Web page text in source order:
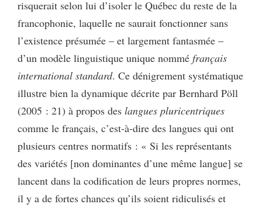
risquerait selon lui d’isoler le Québec du reste de la
francophonie, laquelle ne saurait fonctionner sans
l’existence présumée – et largement fantasmée –
d’un modèle linguistique unique nommé français
international standard. Ce dénigrement systématique
illustre bien la dynamique décrite par Bernhard Pöll
(2005 : 21) à propos des langues pluricentriques
comme le français, c’est-à-dire des langues qui ont
plusieurs centres normatifs : « Si les représentants
des variétés [non dominantes d’une même langue] se
lancent dans la codification de leurs propres normes,
il y a de fortes chances qu’ils soient ridiculisés et